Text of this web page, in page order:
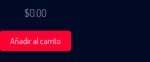
$0.00
Añadir al carrito